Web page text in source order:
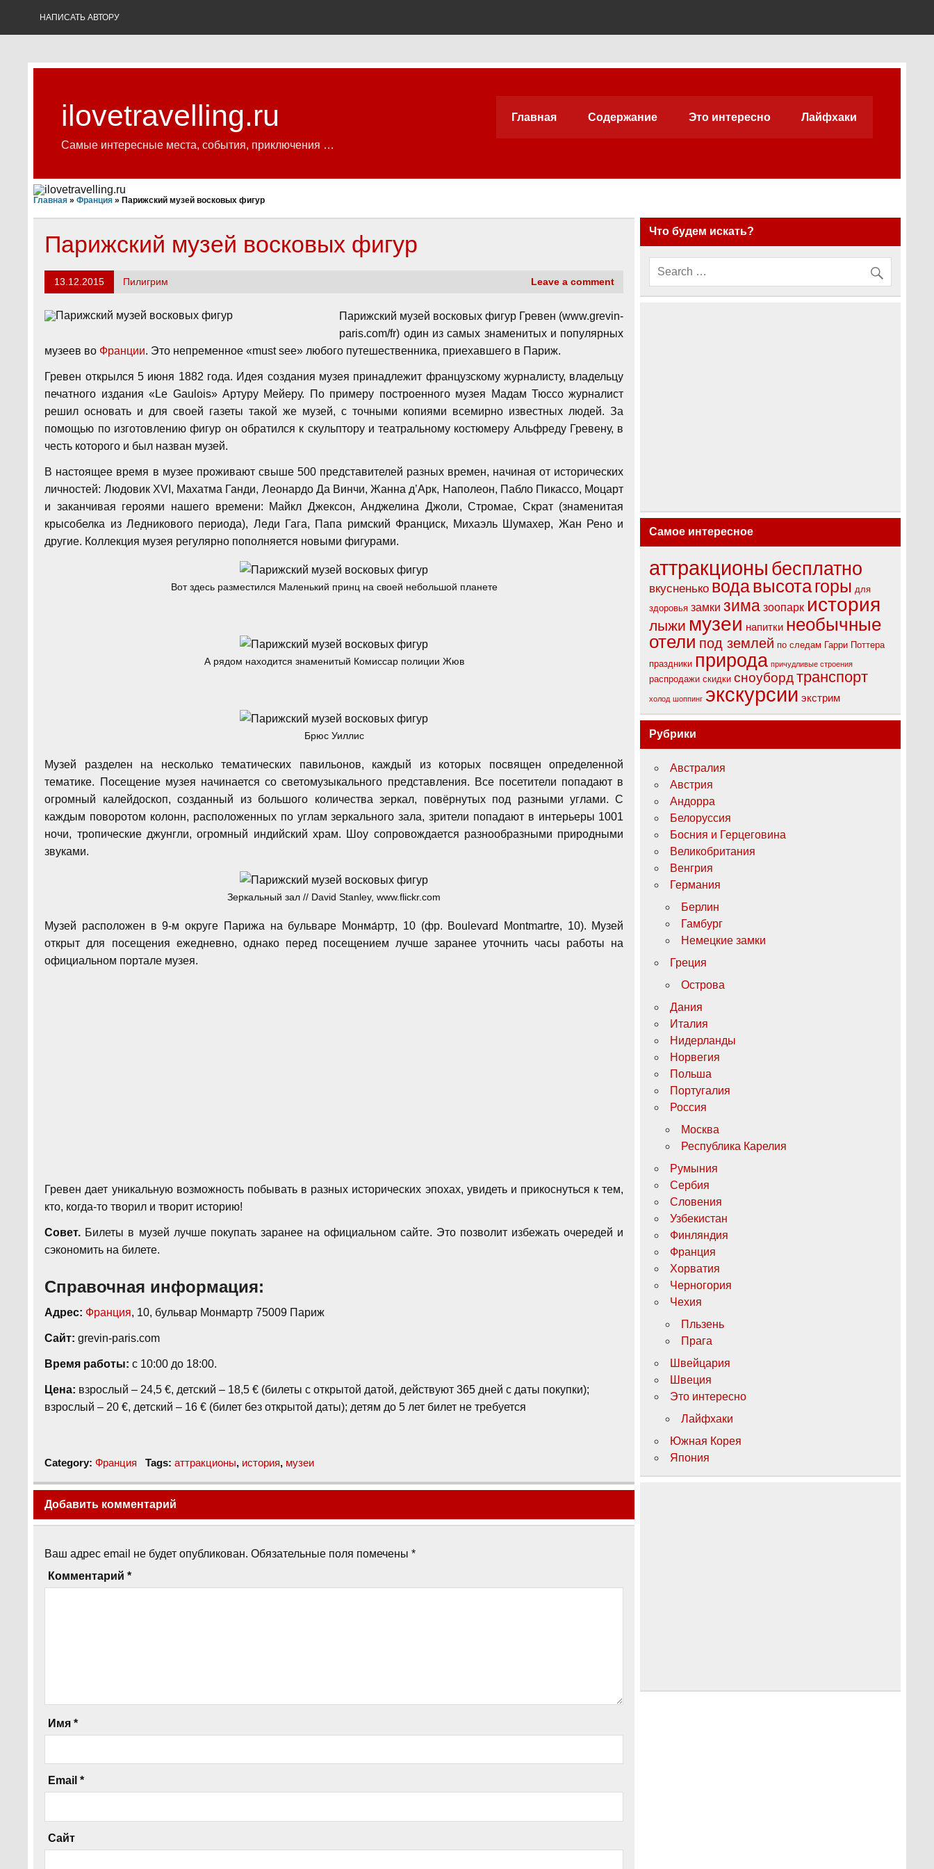
НАПИСАТЬ АВТОРУ
ilovetravelling.ru
Самые интересные места, события, приключения …
Главная Содержание Это интересно Лайфхаки
Главная »Франция »Парижский музей восковых фигур
Парижский музей восковых фигур
13.12.2015 Пилигрим Leave a comment
Парижский музей восковых фигур Гревен (www.grevin-
paris.com/fr) один из самых знаменитых и популярных
музеев во Франции. Это непременное «must see» любого путешественника, приехавшего в Париж.
Гревен открылся 5 июня 1882 года. Идея создания музея принадлежит французскому журналисту, владельцу
печатного издания «Le Gaulois» Артуру Мейеру. По примеру построенного музея Мадам Тюссо журналист
решил основать и для своей газеты такой же музей, с точными копиями всемирно известных людей. За
помощью по изготовлению фигур он обратился к скульптору и театральному костюмеру Альфреду Гревену, в
честь которого и был назван музей.
В настоящее время в музее проживают свыше 500 представителей разных времен, начиная от исторических
личностей: Людовик XVI, Махатма Ганди, Леонардо Да Винчи, Жанна д’Арк, Наполеон, Пабло Пикассо, Моцарт
и заканчивая героями нашего времени: Майкл Джексон, Анджелина Джоли, Стромае, Скрат (знаменитая
крысобелка из Ледникового периода), Леди Гага, Папа римский Франциск, Михаэль Шумахер, Жан Рено и
другие. Коллекция музея регулярно пополняется новыми фигурами.
Вот здесь разместился Маленький принц на своей небольшой планете
А рядом находится знаменитый Комиссар полиции Жюв
Брюс Уиллис
Музей разделен на несколько тематических павильонов, каждый из которых посвящен определенной
тематике. Посещение музея начинается со светомузыкального представления. Все посетители попадают в
огромный калейдоскоп, созданный из большого количества зеркал, повёрнутых под разными углами. С
каждым поворотом колонн, расположенных по углам зеркального зала, зрители попадают в интерьеры 1001
ночи, тропические джунгли, огромный индийский храм. Шоу сопровождается разнообразными природными
звуками.
Зеркальный зал // David Stanley, www.flickr.com
Музей расположен в 9-м округе Парижа на бульваре Монма́ртр, 10 (фр. Boulevard Montmartre, 10). Музей
открыт для посещения ежедневно, однако перед посещением лучше заранее уточнить часы работы на
официальном портале музея.
Гревен дает уникальную возможность побывать в разных исторических эпохах, увидеть и прикоснуться к тем,
кто, когда-то творил и творит историю!
Совет. Билеты в музей лучше покупать заранее на официальном сайте. Это позволит избежать очередей и
сэкономить на билете.
Справочная информация:
Адрес: Франция, 10, бульвар Монмартр 75009 Париж
Сайт: grevin-paris.com
Время работы: с 10:00 до 18:00.
Цена: взрослый – 24,5 €, детский – 18,5 € (билеты с открытой датой, действуют 365 дней с даты покупки);
взрослый – 20 €, детский – 16 € (билет без открытой даты); детям до 5 лет билет не требуется
Category:Франция Tags: аттракционы, история, музеи
Добавить комментарий
Ваш адрес email не будет опубликован. Обязательные поля помечены*
Комментарий*
Имя*
Email*
Сайт
Что будем искать?
Самое интересное
аттракционы бесплатно
вкусненько водавысотагоры для
здоровья замки зима зоопарк история
лыжи музеи напитки необычные
отели под землей по следам Гарри Поттера
праздники природа причудливые строения
распродажи скидки сноуборд транспорт
холод шоппинг экскурсии экстрим
Рубрики
Австралия
Австрия
Андорра
Белоруссия
Босния и Герцеговина
Великобритания
Венгрия
Германия
Берлин
Гамбург
Немецкие замки
Греция
Острова
Дания
Италия
Нидерланды
Норвегия
Польша
Португалия
Россия
Москва
Республика Карелия
Румыния
Сербия
Словения
Узбекистан
Финляндия
Франция
Хорватия
Черногория
Чехия
Пльзень
Прага
Швейцария
Швеция
Это интересно
Лайфхаки
Южная Корея
Япония